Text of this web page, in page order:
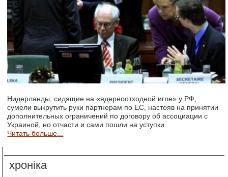
Нидерланды, сидящие на «ядерноотходной игле» у РФ,
сумели выкрутить руки партнерам по ЕС, настояв на принятии
дополнительных ограничений по договору об ассоциации с
Украиной, но отчасти и сами пошли на уступки.
Читать больше...
хроніка